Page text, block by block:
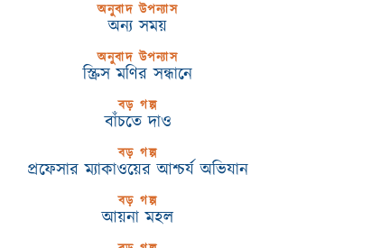
অনুবাদ উপন্যাস
অন্য সময়
অনুবাদ উপন্যাস
স্ক্রিস মণির সন্ধানে
বড় গল্প
বাঁচতে দাও
বড় গল্প
প্রফেসার ম্যাকাওয়ের আশ্চর্য অভিযান
বড় গল্প
আয়না মহল